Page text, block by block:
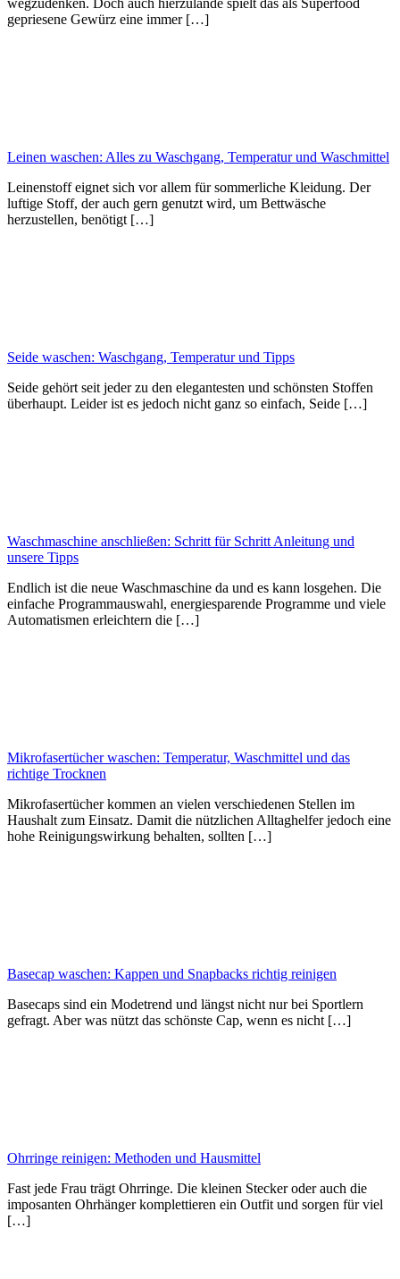
gepriesene Gewürz eine immer […]
Leinen waschen: Alles zu Waschgang, Temperatur und Waschmittel
Leinenstoff eignet sich vor allem für sommerliche Kleidung. Der
luftige Stoff, der auch gern genutzt wird, um Bettwäsche
herzustellen, benötigt […]
Seide waschen: Waschgang, Temperatur und Tipps
Seide gehört seit jeder zu den elegantesten und schönsten Stoffen
überhaupt. Leider ist es jedoch nicht ganz so einfach, Seide […]
Waschmaschine anschließen: Schritt für Schritt Anleitung und
unsere Tipps
Endlich ist die neue Waschmaschine da und es kann losgehen. Die
einfache Programmauswahl, energiesparende Programme und viele
Automatismen erleichtern die […]
Mikrofasertücher waschen: Temperatur, Waschmittel und das
richtige Trocknen
Mikrofasertücher kommen an vielen verschiedenen Stellen im
Haushalt zum Einsatz. Damit die nützlichen Alltaghelfer jedoch eine
hohe Reinigungswirkung behalten, sollten […]
Basecap waschen: Kappen und Snapbacks richtig reinigen
Basecaps sind ein Modetrend und längst nicht nur bei Sportlern
gefragt. Aber was nützt das schönste Cap, wenn es nicht […]
Ohrringe reinigen: Methoden und Hausmittel
Fast jede Frau trägt Ohrringe. Die kleinen Stecker oder auch die
imposanten Ohrhänger komplettieren ein Outfit und sorgen für viel
[…]